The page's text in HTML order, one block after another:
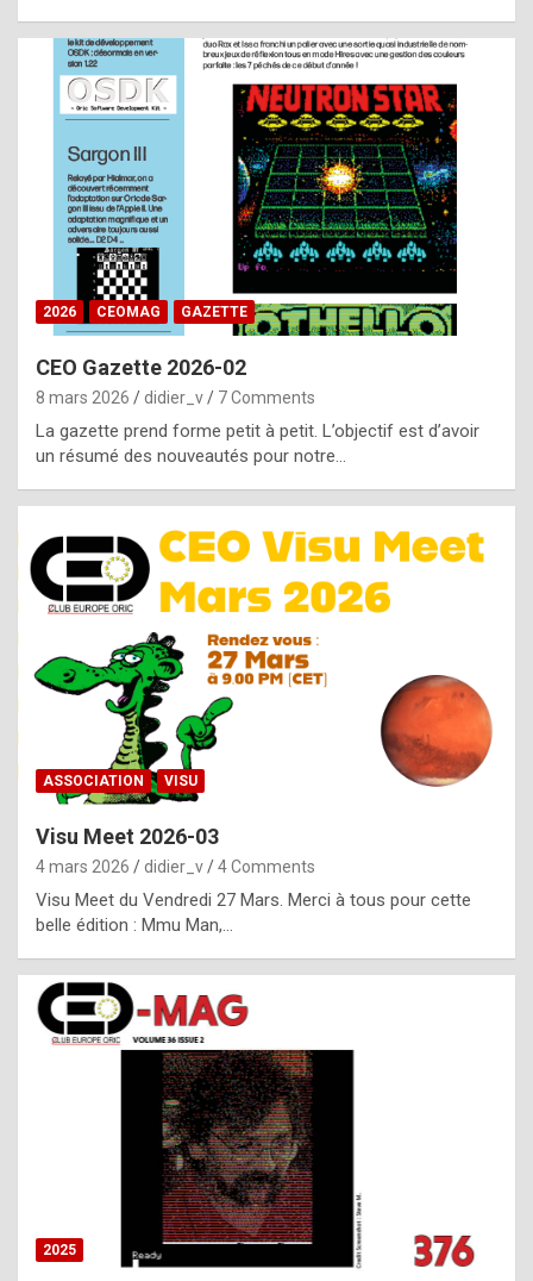
o
m
m
a
y
b
e
b
y
g
e
n
u
i
n
e
R
o
p
l
c
h
i
s
t
o
r
2026 CEOMAG GAZETTE
CEO Gazette 2026-02
8 mars 2026 didier_v 7 Comments
La gazette prend forme petit à petit. L’objectif est d’avoir
un résumé des nouveautés pour notre…
ASSOCIATION VISU
Visu Meet 2026-03
4 mars 2026 didier_v 4 Comments
Visu Meet du Vendredi 27 Mars. Merci à tous pour cette
belle édition : Mmu Man,…
2025